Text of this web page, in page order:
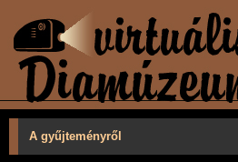
A gyűjteményről